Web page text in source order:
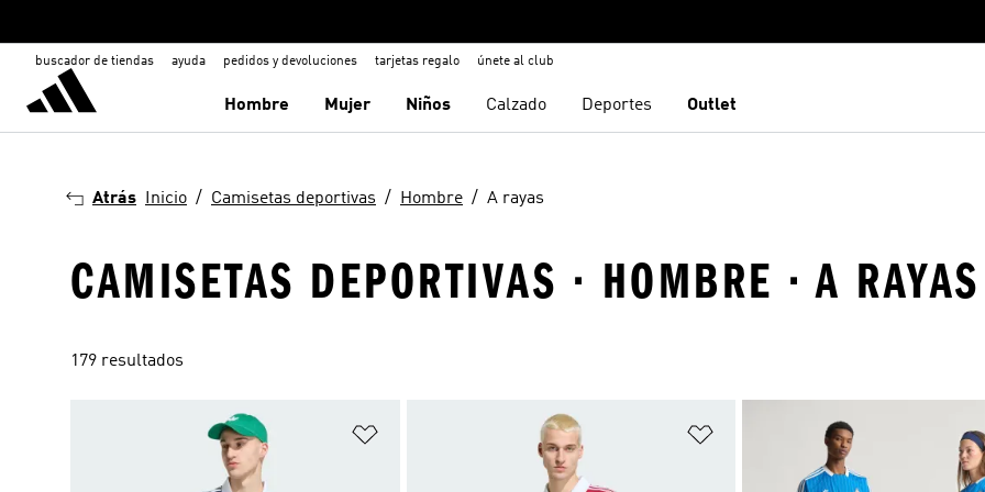
buscador de tiendas ayuda pedidos y devoluciones tarjetas regalo únete al club
Hombre Mujer Niños Calzado Deportes Outlet
Atrás Inicio Camisetas deportivas Hombre A rayas
CAMISETAS DEPORTIVAS · HOMBRE · A RAYAS
179 resultados
Añadir a la lista de deseos Añadir a la lista de deseos